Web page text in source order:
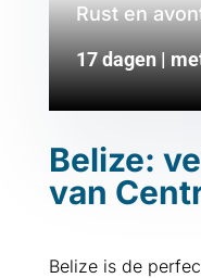
Rust en
17 dagen |
Belize:
van
Belize is de